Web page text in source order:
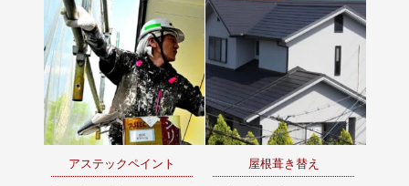
アステックペイント 屋根葺き替え